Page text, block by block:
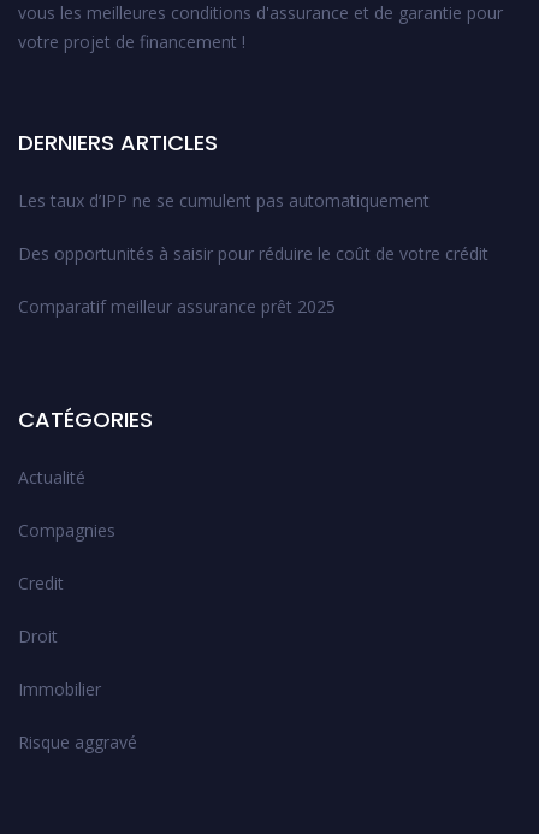
vous les meilleures conditions d'assurance et de garantie pour
votre projet de financement !
DERNIERS ARTICLES
Les taux d’IPP ne se cumulent pas automatiquement
Des opportunités à saisir pour réduire le coût de votre crédit
Comparatif meilleur assurance prêt 2025
CATÉGORIES
Actualité
Compagnies
Credit
Droit
Immobilier
Risque aggravé